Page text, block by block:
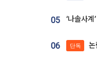
05
06 단독 논란